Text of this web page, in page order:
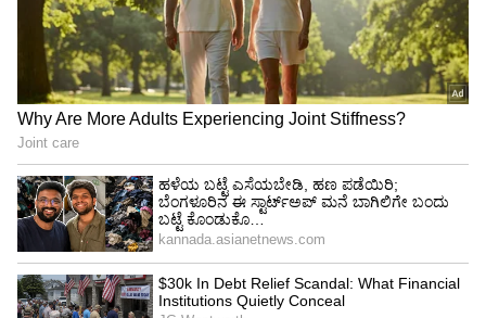
ಸಹಾನುಭೂತಿ ವ್ಯಕ್ತಪಡಿಸಿದ ನೆಟ್ಟಿಗರು
ಈ ಪೋಸ್ಟ್‌ಗೆ ಸಾವಿರಾರು ಲೈಕ್ಸ್, ಶೇರ್ಸ್, ಕಾಮೆಂಟ್ಸ್
ಬಂದಿವೆ. ಹಲವರು ತಮ್ಮ ಅನುಭವ ಹಂಚಿಕೊಂಡಿದ್ದಾರೆ .
ಕೆಲವರು ತಮ್ಮ ಕರ್ನಾಟಕದ ಹೆಣ್ಣು ಮಗಳೊಂದಿಗೆ ಜೀವನ
ನಡೆಸಲು ಹೋಗುತ್ತಿರುವ ಯುವಕನಿಗೆ ಮೊದಲ
ಮಾತೇನೆಂದರೆ “ನಾನು ಓಕೆನಾ, Kannada gothilla!”
ಎಂದು ಕೇಳುವುದಾಗಿ ತಮಾಷೆಯಾಗಿ ಕಾಮೆಂಟ್ ಮಾಡಿದ್ದಾರೆ.